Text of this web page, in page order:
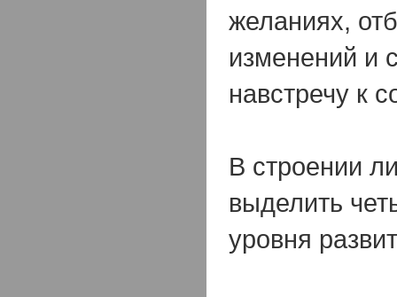
желаниях,
изменений и
навстречу к
В строении
выделить
уровня